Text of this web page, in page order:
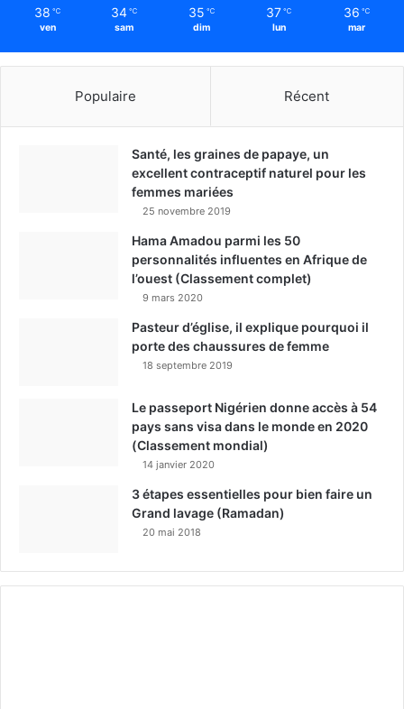
38 ℃
ven
34 ℃
sam
35 ℃
dim
37 ℃
lun
36 ℃
mar
Populaire Récent
Santé, les graines de papaye, un
excellent contraceptif naturel pour les
femmes mariées
25 novembre 2019
Hama Amadou parmi les 50
personnalités influentes en Afrique de
l’ouest (Classement complet)
9 mars 2020
Pasteur d’église, il explique pourquoi il
porte des chaussures de femme
18 septembre 2019
Le passeport Nigérien donne accès à 54
pays sans visa dans le monde en 2020
(Classement mondial)
14 janvier 2020
3 étapes essentielles pour bien faire un
Grand lavage (Ramadan)
20 mai 2018